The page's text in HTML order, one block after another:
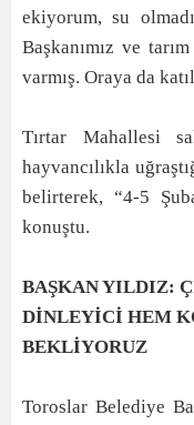
ekiyorum, su
Başkanımız ve
varmış. Oraya da
Tırtar Mahallesi
hayvancılıkla
belirterek, “4-5
konuştu.
BAŞKAN YILDIZ:
DİNLEYİCİ HEM
BEKLİYORUZ
Toroslar Belediye